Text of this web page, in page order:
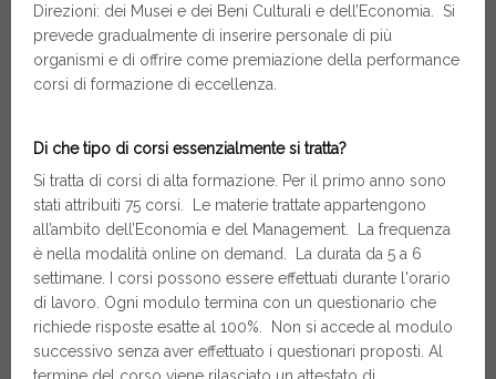
Direzioni: dei Musei e dei Beni Culturali e dell’Economia. Si
prevede gradualmente di inserire personale di più
organismi e di offrire come premiazione della performance
corsi di formazione di eccellenza.
Di che tipo di corsi essenzialmente si tratta?
Si tratta di corsi di alta formazione. Per il primo anno sono
stati attribuiti 75 corsi. Le materie trattate appartengono
all’ambito dell’Economia e del Management. La frequenza
è nella modalità online on demand. La durata da 5 a 6
settimane. I corsi possono essere effettuati durante l'orario
di lavoro. Ogni modulo termina con un questionario che
richiede risposte esatte al 100%. Non si accede al modulo
successivo senza aver effettuato i questionari proposti. Al
termine del corso viene rilasciato un attestato di